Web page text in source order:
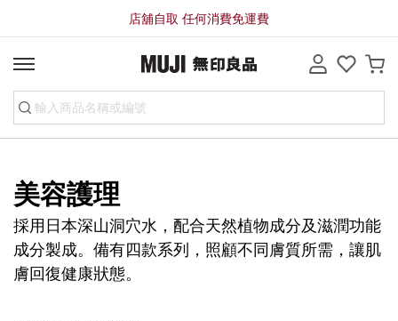
店舖自取 任何消費免運費
美容護理
採用日本深山洞穴水，配合天然植物成分及滋潤功能
成分製成。備有四款系列，照顧不同膚質所需，讓肌
膚回復健康狀態。